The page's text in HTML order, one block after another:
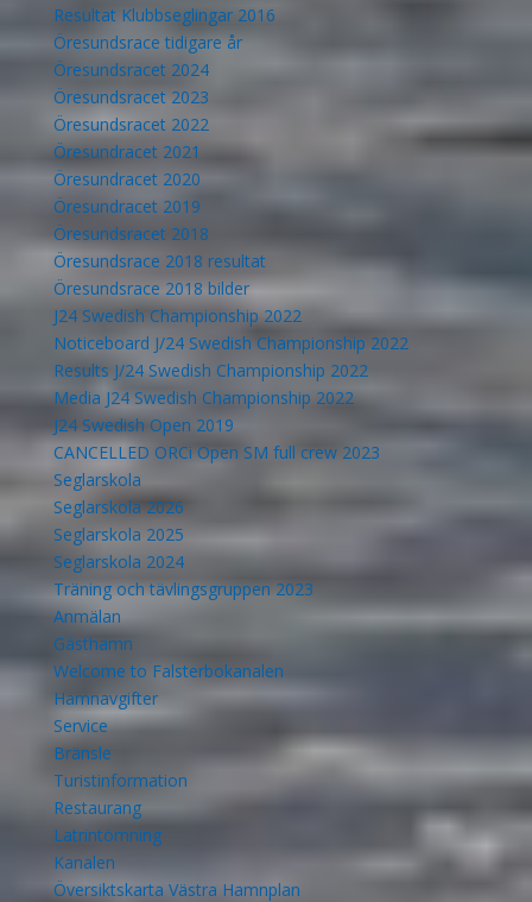
Resultat Klubbseglingar 2016
Öresundsrace tidigare år
Öresundsracet 2024
Öresundsracet 2023
Öresundsracet 2022
Öresundracet 2021
Öresundracet 2020
Öresundracet 2019
Öresundsracet 2018
Öresundsrace 2018 resultat
Öresundsrace 2018 bilder
J24 Swedish Championship 2022
Noticeboard J/24 Swedish Championship 2022
Results J/24 Swedish Championship 2022
Media J24 Swedish Championship 2022
J24 Swedish Open 2019
CANCELLED ORCi Open SM full crew 2023
Seglarskola
Seglarskola 2026
Seglarskola 2025
Seglarskola 2024
Träning och tävlingsgruppen 2023
Anmälan
Gästhamn
Welcome to Falsterbokanalen
Hamnavgifter
Service
Bränsle
Turistinformation
Restaurang
Latrintömning
Kanalen
Översiktskarta Västra Hamnplan